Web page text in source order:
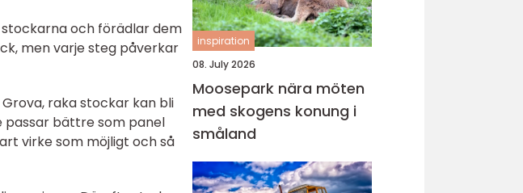
och förädlar dem
men varje steg påverkar
raka stockar kan bli
passar bättre som panel
virke som möjligt och så
inspiration
08. July 2026
Moosepark nära möten
med skogens konung i
småland